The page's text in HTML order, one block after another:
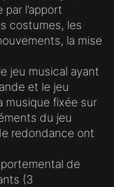
l’apport
costumes, les
la mise
jeu musical ayant
et le jeu
musique fixée sur
du jeu
redondance ont
de
(3